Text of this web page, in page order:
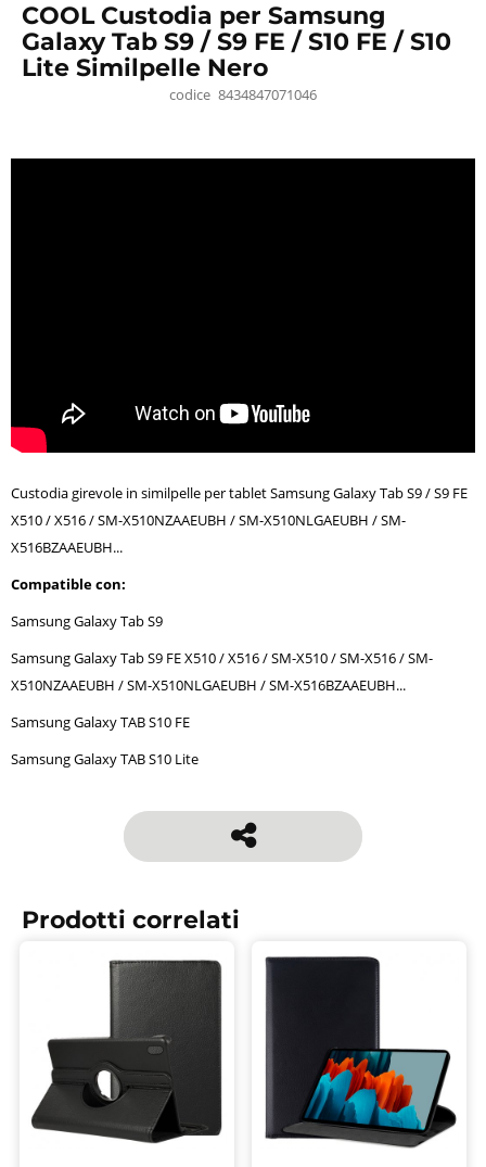
COOL Custodia per Samsung
Galaxy Tab S9 / S9 FE / S10 FE / S10
Lite Similpelle Nero
codice 8434847071046
Custodia girevole in similpelle per tablet Samsung Galaxy Tab S9 / S9 FE
X510 / X516 / SM-X510NZAAEUBH / SM-X510NLGAEUBH / SM-
X516BZAAEUBH...
Compatible con:
Samsung Galaxy Tab S9
Samsung Galaxy Tab S9 FE X510 / X516 / SM-X510 / SM-X516 / SM-
X510NZAAEUBH / SM-X510NLGAEUBH / SM-X516BZAAEUBH...
Samsung Galaxy TAB S10 FE
Samsung Galaxy TAB S10 Lite
Prodotti correlati